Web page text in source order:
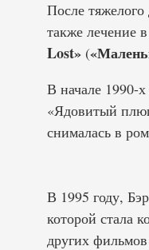
После
также лечение
Lost»(
В начале 1990-
«Ядовитый
снималась в
В 1995 году,
которой стала
других